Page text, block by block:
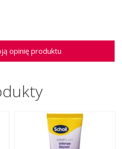
opinię produktu